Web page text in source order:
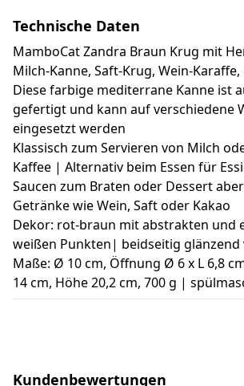
Technische Daten
MamboCat Zandra Braun Krug mit
Milch-Kanne, Saft-Krug, Wein-Karaffe,
Diese farbige mediterrane Kanne ist
gefertigt und kann auf verschiedene
eingesetzt werden
Klassisch zum Servieren von Milch
Kaffee | Alternativ beim Essen für
Saucen zum Braten oder Dessert
Getränke wie Wein, Saft oder Kakao
Dekor: rot-braun mit abstrakten und
weißen Punkten| beidseitig
Maße: Ø 10 cm, Öffnung Ø 6 x L 6,8
14 cm, Höhe 20,2 cm, 700 g |
Kundenbewertungen